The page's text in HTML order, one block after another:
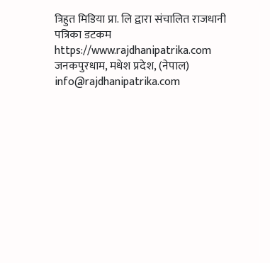
त्रिहुत मिडिया प्रा. लि द्वारा संचालित राजधानी
पत्रिका डटकम
https://www.rajdhanipatrika.com
जनकपुरधाम, मधेश प्रदेश, (नेपाल)
info@rajdhanipatrika.com